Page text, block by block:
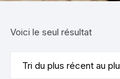
Voici le seul résultat